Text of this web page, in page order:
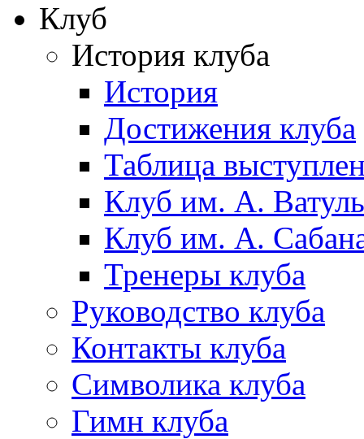
Клуб
История клуба
История
Достижения клуба
Таблица
Клуб им. А.
Клуб им. А.
Тренеры клуба
Руководство клуба
Контакты клуба
Символика клуба
Гимн клуба